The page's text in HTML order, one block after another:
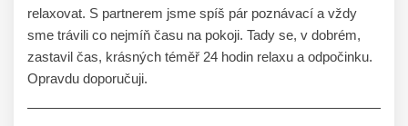
relaxovat. S partnerem jsme spíš pár poznávací a vždy
sme trávili co nejmíň času na pokoji. Tady se, v dobrém,
zastavil čas, krásných téměř 24 hodin relaxu a odpočinku.
Opravdu doporučuji.